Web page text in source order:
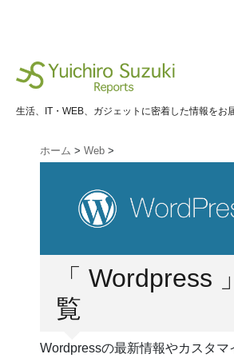
生活、IT・WEB、ガジェットに密着した情報をお
ホーム > Web >
「 Wordpress
覧
Wordpressの最新情報やカスタマ